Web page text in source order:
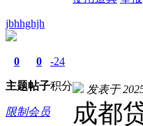
jbhhghjh
0
主题
0
帖子
-24
积分
限制会员
发表于
成都